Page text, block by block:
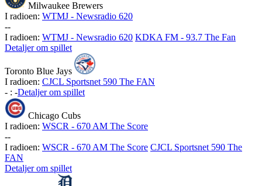
Milwaukee Brewers
I radioen: WTMJ - Newsradio 620
--
I radioen: WTMJ - Newsradio 620 KDKA FM - 93.7 The Fan
Detaljer om spillet
Toronto Blue Jays
I radioen: CJCL Sportsnet 590 The FAN
- : -Detaljer om spillet
Chicago Cubs
I radioen: WSCR - 670 AM The Score
--
I radioen: WSCR - 670 AM The Score CJCL Sportsnet 590 The
FAN
Detaljer om spillet